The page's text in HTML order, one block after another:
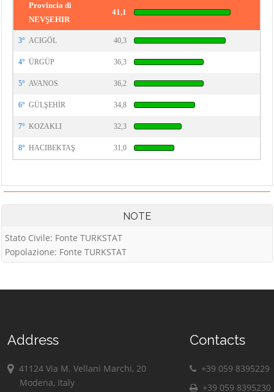
Provincia di
NEVŞEHIR
41,1
3° ACIGÖL 40,3
4° ÜRGÜP 36,3
5° AVANOS 36,2
6° GÜLŞEHİR 34,8
7° KOZAKLI 32,3
8° HACIBEKTAŞ 31,0
NOTE
Stato Civile: Fonte TURKSTAT
Popolazione: Fonte TURKSTAT
Address
41124 Via M. Vellani Marchi, 20
Modena, Italy
Contacts
+39 059 8395229
+39 059 8395230